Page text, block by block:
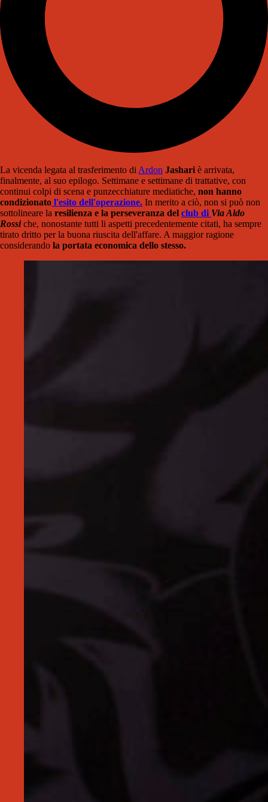
La vicenda legata al trasferimento diArdon Jashariè arrivata,
finalmente, al suo epilogo. Settimane e settimane di trattative, con
continui colpi di scena e punzecchiature mediatiche, non hanno
condizionato l'esito dell'operazione. In merito a ciò, non si può non
sottolineare la resilienza e la perseveranza del club di Via Aldo
Rossiche, nonostante tutti li aspetti precedentemente citati, ha sempre
tirato dritto per la buona riuscita dell'affare. A maggior ragione
considerando la portata economica dello stesso.